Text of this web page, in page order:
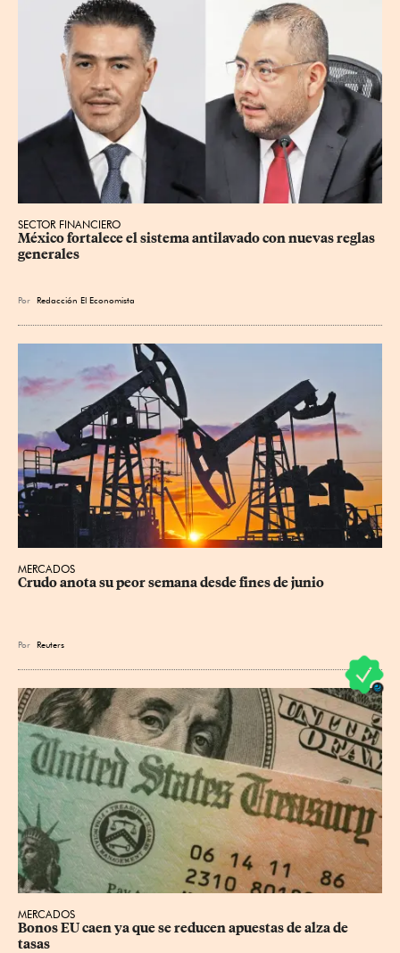
SECTOR FINANCIERO
México fortalece el sistema antilavado con nuevas reglas
generales
Por Redacción El Economista
MERCADOS
Crudo anota su peor semana desde fines de junio
Por Reuters
MERCADOS
Bonos EU caen ya que se reducen apuestas de alza de
tasas